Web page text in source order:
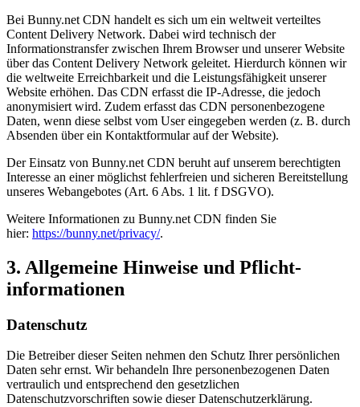
Bei Bunny.net CDN handelt es sich um ein weltweit verteiltes
Content Delivery Network. Dabei wird technisch der
Informationstransfer zwischen Ihrem Browser und unserer Website
über das Content Delivery Network geleitet. Hierdurch können wir
die weltweite Erreichbarkeit und die Leistungsfähigkeit unserer
Website erhöhen. Das CDN erfasst die IP-Adresse, die jedoch
anonymisiert wird. Zudem erfasst das CDN personenbezogene
Daten, wenn diese selbst vom User eingegeben werden (z. B. durch
Absenden über ein Kontaktformular auf der Website).
Der Einsatz von Bunny.net CDN beruht auf unserem berechtigten
Interesse an einer möglichst fehlerfreien und sicheren Bereitstellung
unseres Webangebotes (Art. 6 Abs. 1 lit. f DSGVO).
Weitere Informationen zu Bunny.net CDN finden Sie
hier: https://bunny.net/privacy/.
3. Allgemeine Hinweise und Pflicht­
informationen
Datenschutz
Die Betreiber dieser Seiten nehmen den Schutz Ihrer persönlichen
Daten sehr ernst. Wir behandeln Ihre personenbezogenen Daten
vertraulich und entsprechend den gesetzlichen
Datenschutzvorschriften sowie dieser Datenschutzerklärung.